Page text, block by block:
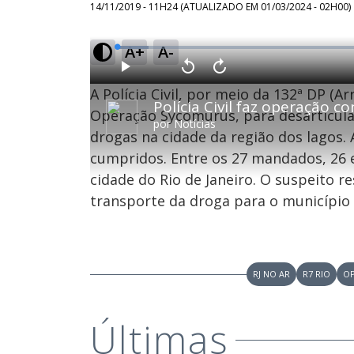
14/11/2019 - 11H24 (ATUALIZADO EM 01/03/2024 - 02H00)
A+ A-
porNotícias
P
l
a
y
V
o
l
t
a
r
1
0
s
g
u
n
d
s
A
v
a
n
ç
a
1
0
e
g
n
o
s
d
L
o
d
e
d
:
.
0
%
A Polícia Civil, por meio da 132ª DP
Operação Sycomurus, para
drogas na cidade da região dos
cumpridos. Entre os 27 mandados,
cidade do Rio de Janeiro. O suspeito
transporte da droga para o município
RJ NO AR R7 RIO
Últimas